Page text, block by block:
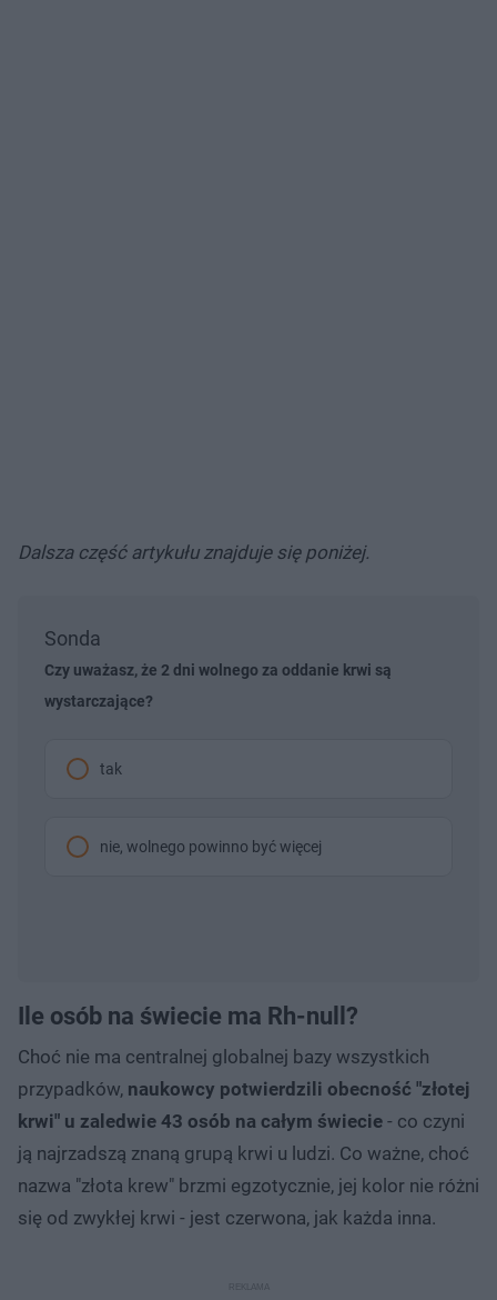
Dalsza część artykułu znajduje się poniżej.
Sonda
Czy uważasz, że 2 dni wolnego za oddanie krwi są
wystarczające?
tak
nie, wolnego powinno być więcej
Ile osób na świecie ma Rh-null?
Choć nie ma centralnej globalnej bazy wszystkich
przypadków, naukowcy potwierdzili obecność "złotej
krwi" u zaledwie 43 osób na całym świecie - co czyni
ją najrzadszą znaną grupą krwi u ludzi. Co ważne, choć
nazwa "złota krew" brzmi egzotycznie, jej kolor nie różni
się od zwykłej krwi - jest czerwona, jak każda inna.